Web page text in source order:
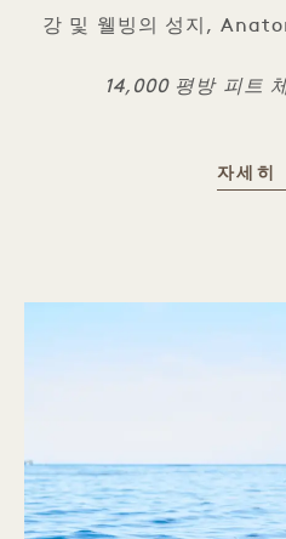
강 및 웰빙의 성지,
14,000 평방 피트
자세히